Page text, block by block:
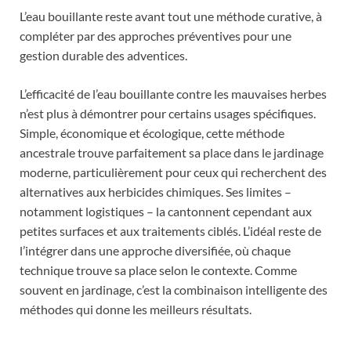
L’eau bouillante reste avant tout une méthode curative, à
compléter par des approches préventives pour une
gestion durable des adventices.
L’efficacité de l’eau bouillante contre les mauvaises herbes
n’est plus à démontrer pour certains usages spécifiques.
Simple, économique et écologique, cette méthode
ancestrale trouve parfaitement sa place dans le jardinage
moderne, particulièrement pour ceux qui recherchent des
alternatives aux herbicides chimiques. Ses limites –
notamment logistiques – la cantonnent cependant aux
petites surfaces et aux traitements ciblés. L’idéal reste de
l’intégrer dans une approche diversifiée, où chaque
technique trouve sa place selon le contexte. Comme
souvent en jardinage, c’est la combinaison intelligente des
méthodes qui donne les meilleurs résultats.